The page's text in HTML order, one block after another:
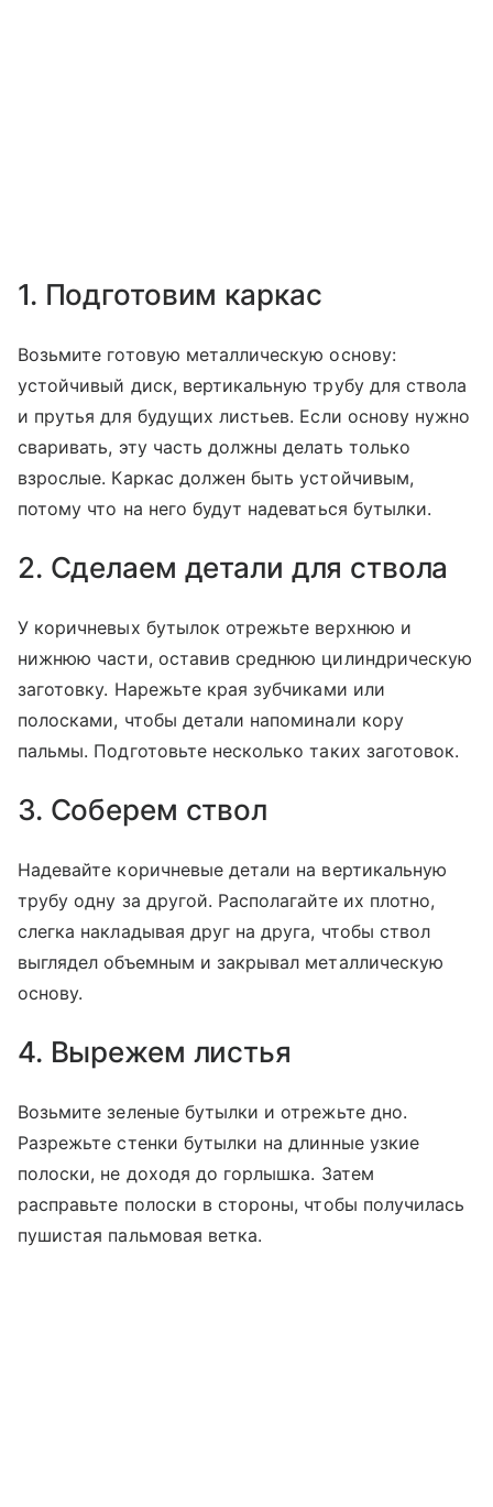
1. Подготовим каркас
Возьмите готовую металлическую основу:
устойчивый диск, вертикальную трубу для ствола
и прутья для будущих листьев. Если основу нужно
сваривать, эту часть должны делать только
взрослые. Каркас должен быть устойчивым,
потому что на него будут надеваться бутылки.
2. Сделаем детали для ствола
У коричневых бутылок отрежьте верхнюю и
нижнюю части, оставив среднюю цилиндрическую
заготовку. Нарежьте края зубчиками или
полосками, чтобы детали напоминали кору
пальмы. Подготовьте несколько таких заготовок.
3. Соберем ствол
Надевайте коричневые детали на вертикальную
трубу одну за другой. Располагайте их плотно,
слегка накладывая друг на друга, чтобы ствол
выглядел объемным и закрывал металлическую
основу.
4. Вырежем листья
Возьмите зеленые бутылки и отрежьте дно.
Разрежьте стенки бутылки на длинные узкие
полоски, не доходя до горлышка. Затем
расправьте полоски в стороны, чтобы получилась
пушистая пальмовая ветка.